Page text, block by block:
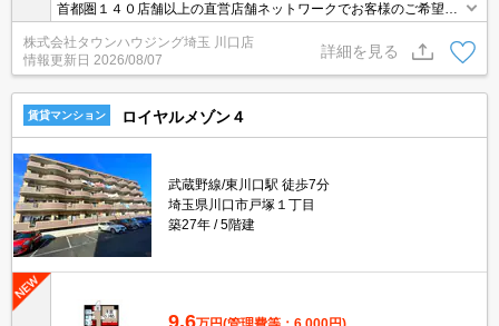
首都圏１４０店舗以上の直営店舗ネットワークでお客様のご希望に
合ったお部屋をお探しさせて頂きます☆賃貸市場に出ている情報を
まとめてご紹介☆何でもご相談下さい♪
株式会社タウンハウジング埼玉 川口店
情報更新日 2026/08/07
詳細を見る
賃貸マンション ロイヤルメゾン４
武蔵野線/東川口駅 徒歩7分
埼玉県川口市戸塚１丁目
築27年
5階建
9.6万円(管理費等：6,000円)